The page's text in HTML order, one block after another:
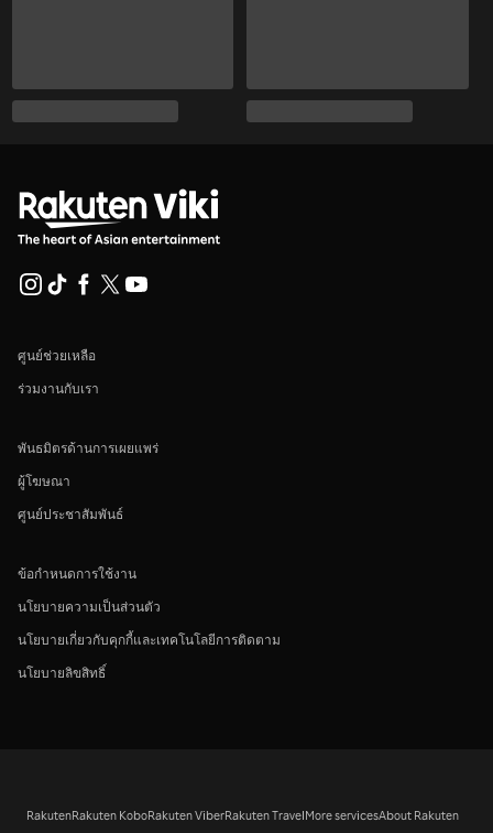
ศูนย์ช่วยเหลือ
ร่วมงานกับเรา
พันธมิตรด้านการเผยแพร่
ผู้โฆษณา
ศูนย์ประชาสัมพันธ์
ข้อกำหนดการใช้งาน
นโยบายความเป็นส่วนตัว
นโยบายเกี่ยวกับคุกกี้และเทคโนโลยีการติดตาม
นโยบายลิขสิทธิ์
RakutenRakuten KoboRakuten ViberRakuten TravelMore servicesAbout Rakuten